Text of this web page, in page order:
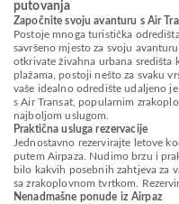
putovanja
Započnite svoju avanturu s Air
Postoje mnoga turistička
savršeno mjesto za svoju
otkrivate živahna urbana središta
plažama, postoji nešto za svaku
vaše idealno odredište udaljeno
s Air Transat, popularnim
najboljom uslugom.
Praktična usluga rezervacije
Jednostavno rezervirajte letove
putem Airpaza. Nudimo brzu i
bilo kakvih posebnih zahtjeva za
sa zrakoplovnom tvrtkom.
Nenadmašne ponude iz Airpaz